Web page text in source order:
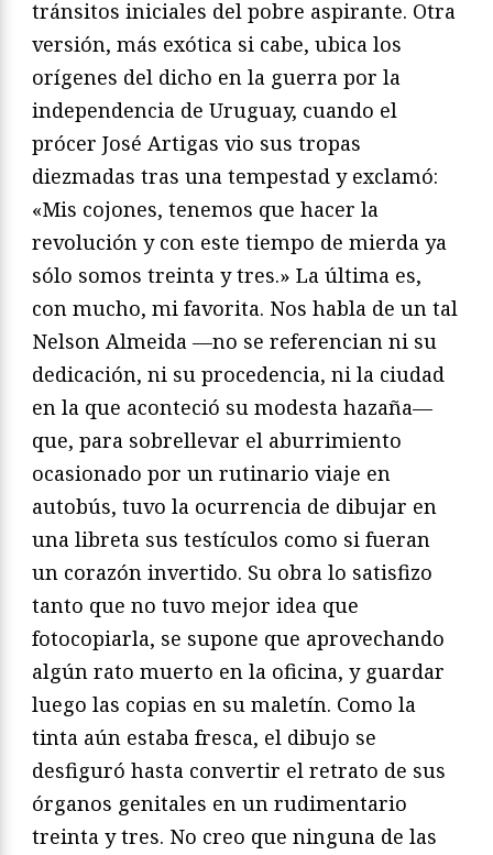
tránsitos iniciales del pobre aspirante. Otra
versión, más exótica si cabe, ubica los
orígenes del dicho en la guerra por la
independencia de Uruguay, cuando el
prócer José Artigas vio sus tropas
diezmadas tras una tempestad y exclamó:
«Mis cojones, tenemos que hacer la
revolución y con este tiempo de mierda ya
sólo somos treinta y tres.» La última es,
con mucho, mi favorita. Nos habla de un tal
Nelson Almeida —no se referencian ni su
dedicación, ni su procedencia, ni la ciudad
en la que aconteció su modesta hazaña—
que, para sobrellevar el aburrimiento
ocasionado por un rutinario viaje en
autobús, tuvo la ocurrencia de dibujar en
una libreta sus testículos como si fueran
un corazón invertido. Su obra lo satisfizo
tanto que no tuvo mejor idea que
fotocopiarla, se supone que aprovechando
algún rato muerto en la oficina, y guardar
luego las copias en su maletín. Como la
tinta aún estaba fresca, el dibujo se
desfiguró hasta convertir el retrato de sus
órganos genitales en un rudimentario
treinta y tres. No creo que ninguna de las